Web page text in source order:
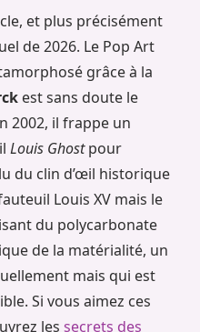
et plus précisément
de 2026. Le Pop Art
grâce à la
est sans doute le
2002, il frappe un
Louis Ghostpour
du clin d’œil historique
Louis XV mais le
du polycarbonate
de la matérialité, un
mais qui est
Si vous aimez ces
les secrets des